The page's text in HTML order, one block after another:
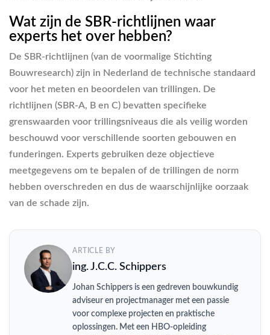
Wat zijn de SBR-richtlijnen waar
experts het over hebben?
De SBR-richtlijnen (van de voormalige Stichting
Bouwresearch) zijn in Nederland de technische standaard
voor het meten en beoordelen van trillingen. De
richtlijnen (SBR-A, B en C) bevatten specifieke
grenswaarden voor trillingsniveaus die als veilig worden
beschouwd voor verschillende soorten gebouwen en
funderingen. Experts gebruiken deze objectieve
meetgegevens om te bepalen of de trillingen de norm
hebben overschreden en dus de waarschijnlijke oorzaak
van de schade zijn.
ARTICLE BY
ing. J.C.C. Schippers
Johan Schippers is een gedreven bouwkundig
adviseur en projectmanager met een passie
voor complexe projecten en praktische
oplossingen. Met een HBO-opleiding